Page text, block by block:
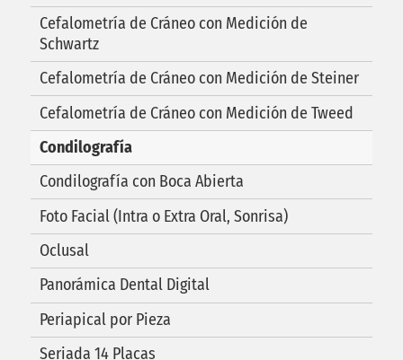
Cefalometría de Cráneo con Medición de
Schwartz
Cefalometría de Cráneo con Medición de Steiner
Cefalometría de Cráneo con Medición de Tweed
Condilografía
Condilografía con Boca Abierta
Foto Facial (Intra o Extra Oral, Sonrisa)
Oclusal
Panorámica Dental Digital
Periapical por Pieza
Seriada 14 Placas